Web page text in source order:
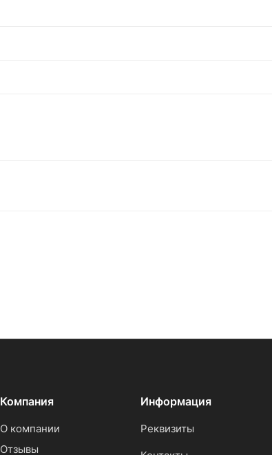
Компания
О компании
Отзывы
Информация
Реквизиты